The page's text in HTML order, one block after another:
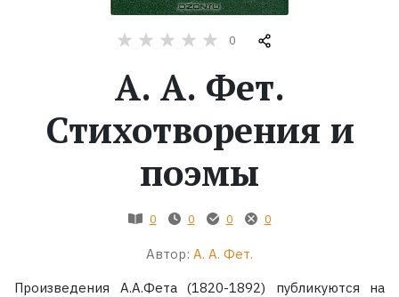
Экранизации
0
А. А. Фет.
Стихотворения и
поэмы
0 0 0 0
Автор: А. А. Фет.
Произведения А.А.Фета (1820-1892) публикуются на